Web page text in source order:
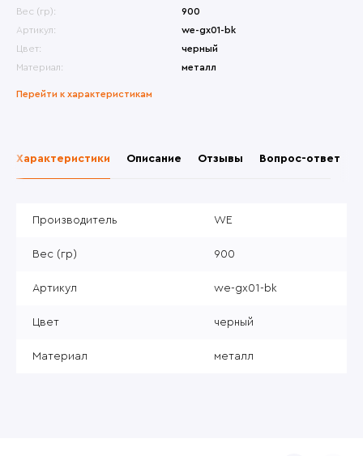
Вес (гр):
900
Артикул:
we-gx01-bk
Цвет:
черный
Материал:
металл
Перейти к характеристикам
Характеристики Описание Отзывы Вопрос-ответ
Производитель WE
Вес (гр) 900
Артикул we-gx01-bk
Цвет черный
Материал металл